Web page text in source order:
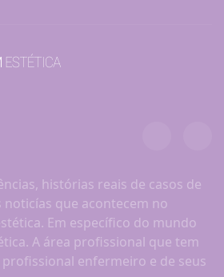
histórias reais de casos de
noticías que acontecem no
Em específico do mundo
A área profissional que tem
enfermeiro e de seus